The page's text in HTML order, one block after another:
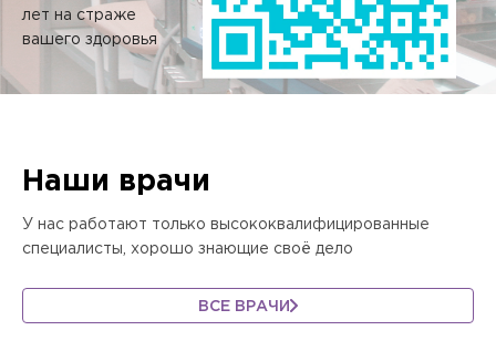
лет на страже
вашего здоровья
Наши врачи
У нас работают только высококвалифицированные
специалисты, хорошо знающие своё дело
ВСЕ ВРАЧИ